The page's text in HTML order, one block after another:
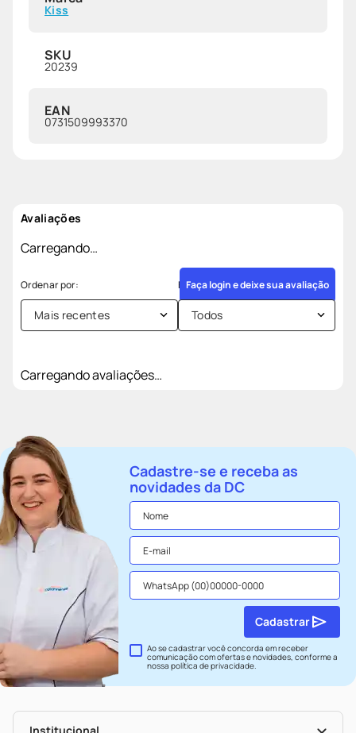
Kiss
SKU
20239
EAN
0731509993370
Avaliações
Carregando…
Faça login e deixe sua avaliação
Mais recentes Todos
Carregando avaliações…
Cadastre-se e receba as
novidades da DC
Ao se cadastrar você concorda em receber
comunicação com ofertas e novidades, conforme a
nossapolítica de privacidade.
Cadastrar